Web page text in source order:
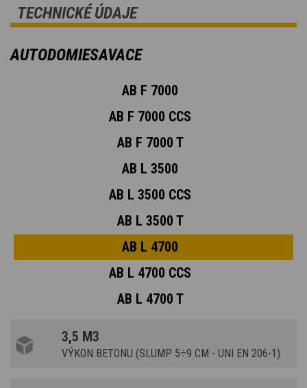
TECHNICKÉ ÚDAJE
AUTODOMIESAVACE
AB F 7000
AB F 7000 CCS
AB F 7000 T
AB L 3500
AB L 3500 CCS
AB L 3500 T
AB L 4700
AB L 4700 CCS
AB L 4700 T
3,5 M3
VÝKON BETONU (SLUMP 5÷9 CM - UNI EN 206-1)